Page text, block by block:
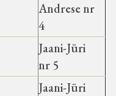
Andrese nr
4
Jaani-Jüri
nr 5
Jaani-Jüri